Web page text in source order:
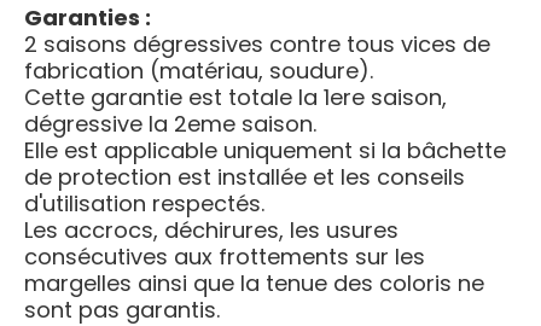
Garanties :
2 saisons dégressives contre tous vices de
fabrication (matériau, soudure).
Cette garantie est totale la 1ere saison,
dégressive la 2eme saison.
Elle est applicable uniquement si la bâchette
de protection est installée et les conseils
d'utilisation respectés.
Les accrocs, déchirures, les usures
consécutives aux frottements sur les
margelles ainsi que la tenue des coloris ne
sont pas garantis.